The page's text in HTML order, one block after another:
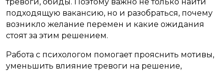
подходящую вакансию, но и разобраться, почему
возникло желание перемен и какие ожидания
стоят за этим решением.
Работа с психологом помогает прояснить мотивы,
уменьшить влияние тревоги на решение,